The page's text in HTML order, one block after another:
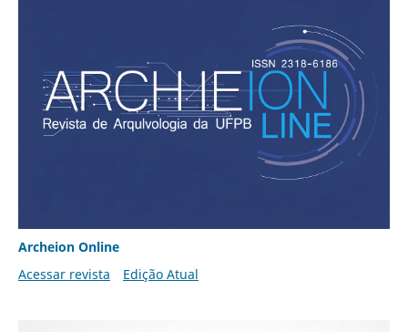
Archeion Online
Acessar revista
Edição Atual